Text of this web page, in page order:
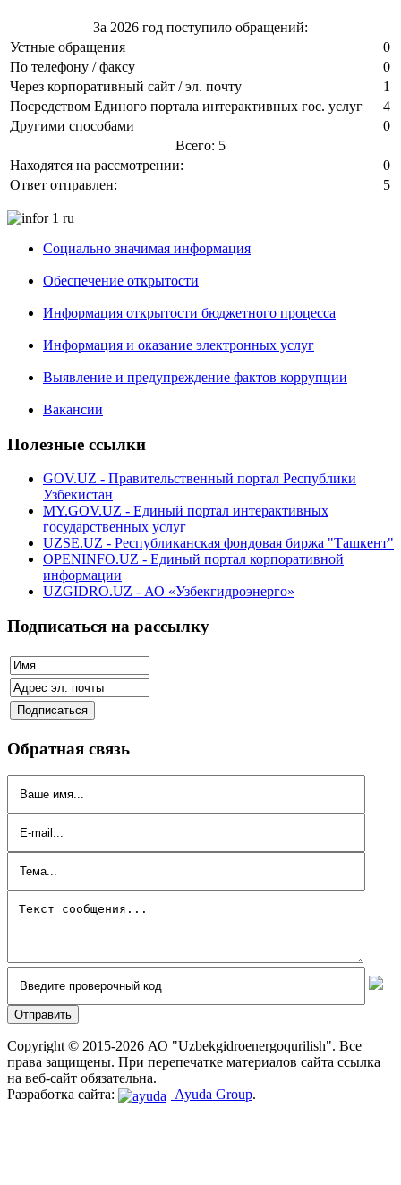
За 2026 год поступило обращений:
Устные обращения
0
По телефону / факсу
0
Через корпоративный сайт / эл. почту
1
Посредством Единого портала интерактивных гос. услуг
4
Другими способами
0
Всего: 5
Находятся на рассмотрении:
0
Ответ отправлен:
5
Социально значимая информация
Обеспечение открытости
Информация открытости бюджетного процесса
Информация и оказание электронных услуг
Выявление и предупреждение фактов коррупции
Вакансии
Полезные ссылки
GOV.UZ - Правительственный портал Республики
Узбекистан
MY.GOV.UZ - Единый портал интерактивных
государственных услуг
UZSE.UZ - Республиканская фондовая биржа "Ташкент"
OPENINFO.UZ - Единый портал корпоративной
информации
UZGIDRO.UZ - АО «Узбекгидроэнерго»
Подписаться на рассылку
Обратная связь
Copyright © 2015-2026 АО "Uzbekgidroenergoqurilish". Все
права защищены. При перепечатке материалов сайта ссылка
на веб-сайт обязательна.
Разработка сайта:
Ayuda Group.